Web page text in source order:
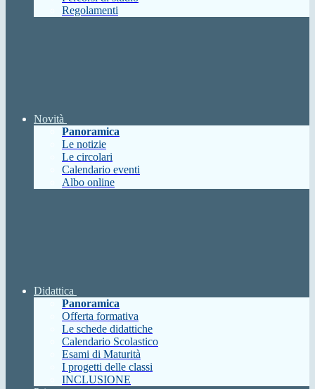
Regolamenti
Novità
Panoramica
Le notizie
Le circolari
Calendario eventi
Albo online
Didattica
Panoramica
Offerta formativa
Le schede didattiche
Calendario Scolastico
Esami di Maturità
I progetti delle classi
INCLUSIONE